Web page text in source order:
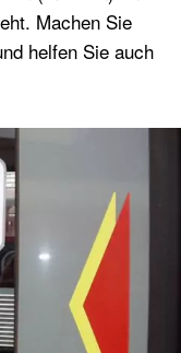
Machen Sie
helfen Sie auch